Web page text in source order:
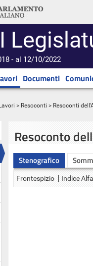
- al 12/10/2022
Documenti
Lavori > Resoconti > Resoconti
Resoconto
Stenografico
Frontespizio Indice